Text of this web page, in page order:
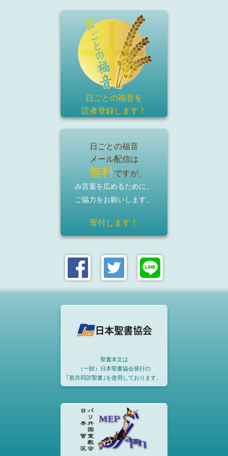
日ごとの福音を
読者登録します！
日ごとの福音
メール配信は
無料ですが、
み言葉を広めるために、
ご協力をお願いします。
寄付します！
聖書本文は
（一財）日本聖書協会発行の
｢新共同訳聖書｣を使用しております。